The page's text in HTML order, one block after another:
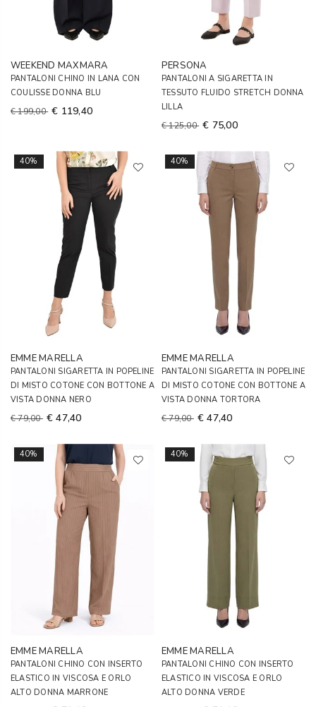
WEEKEND MAXMARA
PANTALONI CHINO IN LANA CON
COULISSE DONNA BLU
€ 199,00 € 119,40
PERSONA
PANTALONI A SIGARETTA IN
TESSUTO FLUIDO STRETCH DONNA
LILLA
€ 125,00 € 75,00
40%
EMME MARELLA
PANTALONI SIGARETTA IN POPELINE
DI MISTO COTONE CON BOTTONE A
VISTA DONNA NERO
€ 79,00 € 47,40
40%
EMME MARELLA
PANTALONI SIGARETTA IN POPELINE
DI MISTO COTONE CON BOTTONE A
VISTA DONNA TORTORA
€ 79,00 € 47,40
40%
EMME MARELLA
PANTALONI CHINO CON INSERTO
ELASTICO IN VISCOSA E ORLO
ALTO DONNA MARRONE
40%
EMME MARELLA
PANTALONI CHINO CON INSERTO
ELASTICO IN VISCOSA E ORLO
ALTO DONNA VERDE